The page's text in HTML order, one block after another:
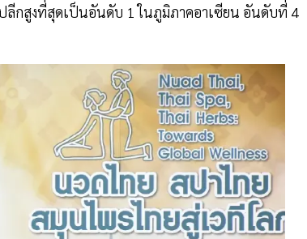
กสูงที่สุดเป็นอันดับ 1 ในภูมิภาคอาเซียน อันดับที่ 4